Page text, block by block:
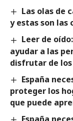
Las olas de
y estas son las
Leer de
ayudar a las
disfrutar de
España
proteger los
que puede